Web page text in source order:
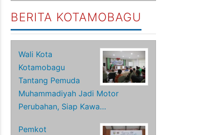
BERITA KOTAMOBAGU
Wali Kota
Kotamobagu
Tantang Pemuda
Muhammadiyah Jadi Motor
Perubahan, Siap Kawa…
Pemkot